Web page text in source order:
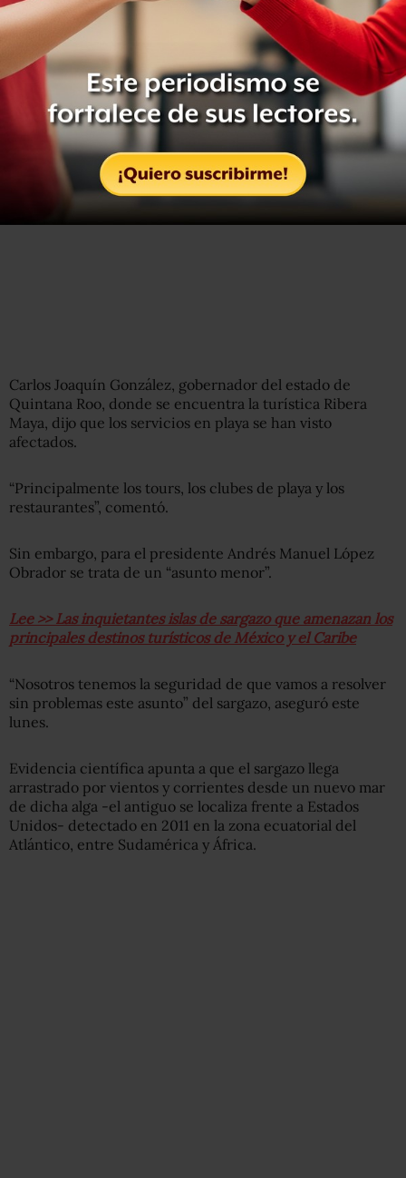
par de meses” y que se necesitaría una docena de ellas,
además de algunas barreras.
Carlos Joaquín González, gobernador del estado de
Quintana Roo, donde se encuentra la turística Ribera
Maya, dijo que los servicios en playa se han visto
afectados.
“Principalmente los tours, los clubes de playa y los
restaurantes”, comentó.
Sin embargo, para el presidente Andrés Manuel López
Obrador se trata de un “asunto menor”.
Lee >> Las inquietantes islas de sargazo que amenazan los
principales destinos turísticos de México y el Caribe
“Nosotros tenemos la seguridad de que vamos a resolver
sin problemas este asunto” del sargazo, aseguró este
lunes.
Evidencia científica apunta a que el sargazo llega
arrastrado por vientos y corrientes desde un nuevo mar
de dicha alga -el antiguo se localiza frente a Estados
Unidos- detectado en 2011 en la zona ecuatorial del
Atlántico, entre Sudamérica y África.